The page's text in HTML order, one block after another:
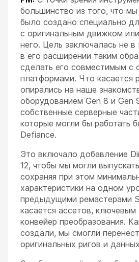
большинство из того, что
было создано специально
с оригинальным движком
него. Цель заключалась не
в его расширении таким
сделать его совместимым с
платформами. Что касается
опирались на наше
оборудованием Gen 8 и Gen
собственные серверные
которые могли бы работать
Defiance.
Это включало добавление
12, чтобы мы могли
сохраняя при этом
характеристики на одном
предыдущими ремастерами
касается ассетов,
конвейер преобразования.
создали, мы смогли
оригинальных ригов и